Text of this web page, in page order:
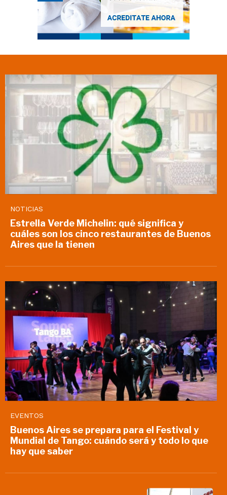
NOTICIAS
Estrella Verde Michelin: qué significa y
cuáles son los cinco restaurantes de Buenos
Aires que la tienen
EVENTOS
Buenos Aires se prepara para el Festival y
Mundial de Tango: cuándo será y todo lo que
hay que saber